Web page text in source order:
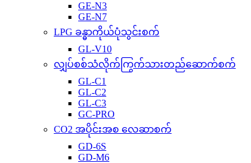
GE-N3
GE-N7
LPG ခန္ဓာကိုယ်ပုံသွင်းစက်
GL-V10
လျှပ်စစ်သံလိုက်ကြွက်သားတည်ဆောက်စက်
GL-C1
GL-C2
GL-C3
GC-PRO
CO2 အပိုင်းအစ လေဆာစက်
GD-6S
GD-M6